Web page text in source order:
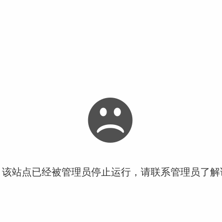
站点已经被管理员停止运行，请联系管理员了